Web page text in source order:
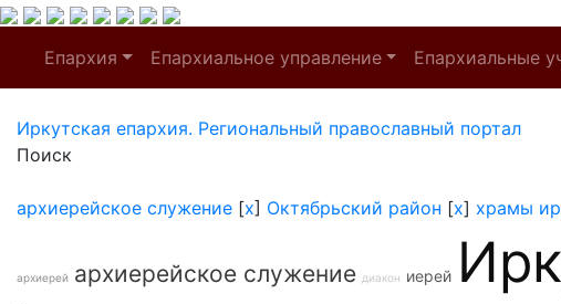
Епархия Епархиальное управление Епархиальные
Иркутская епархия. Региональный православный портал
Поиск
архиерейское служение [x] Октябрьский район [x] храмы
архиерей архиерейское служение диакон иерей